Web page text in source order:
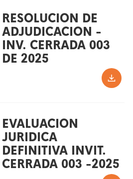
RESOLUCION DE
ADJUDICACION -
INV. CERRADA 003
DE 2025
EVALUACION
JURIDICA
DEFINITIVA INVIT.
CERRADA 003 -2025